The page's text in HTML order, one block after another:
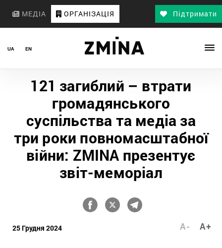
МЕДІА ОРГАНІЗАЦІЯ Підтримати
UA EN
121 загиблий – втрати
громадянського
суспільства та медіа за
три роки повномасштабної
війни: ZMINA презентує
звіт-меморіал
25 Грудня 2024 A+
A-